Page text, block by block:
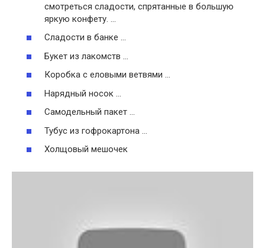
смотреться сладости, спрятанные в большую
яркую конфету. …
Сладости в банке …
Букет из лакомств …
Коробка с еловыми ветвями …
Нарядный носок …
Самодельный пакет …
Тубус из гофрокартона …
Холщовый мешочек